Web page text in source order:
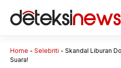
Home - Selebriti - Skandal Liburan
Suara!